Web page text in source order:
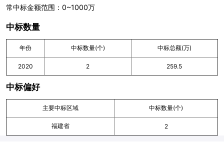
常中标金额范围：0~1000万
中标数量
年份 中标数量(个) 中标总额(万)
2020 2 259.5
中标偏好
主要中标区域 中标数量(个)
福建省 2